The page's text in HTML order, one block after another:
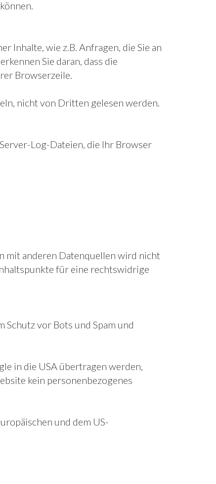
Inhalte, wie z.B. Anfragen, die Sie an
Sie daran, dass die
Browserzeile.
nicht von Dritten gelesen werden.
Log-Dateien, die Ihr Browser
mit anderen Datenquellen wird nicht
für eine rechtswidrige
vor Bots und Spam und
in die USA übertragen werden,
kein personenbezogenes
und dem US-